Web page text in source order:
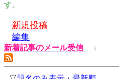
す。
新規投稿
編集
新着記事のメール受信 3